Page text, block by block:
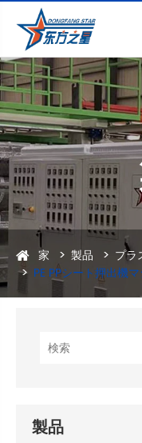
家 製品
プラ
PE PPシート押出機
製品